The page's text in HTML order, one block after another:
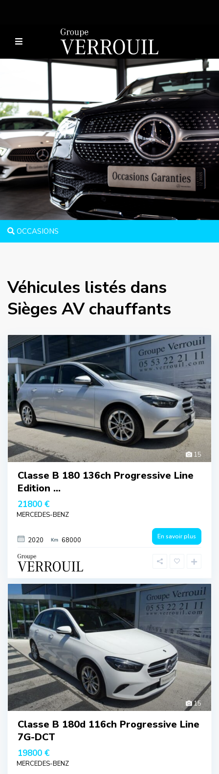
OCCASIONS
Véhicules listés dans
Sièges AV chauffants
15
Classe B 180 136ch Progressive Line
Edition ...
21800 €
MERCEDES-BENZ
2020 68000 En savoir plus
15
Classe B 180d 116ch Progressive Line
7G-DCT
19800 €
MERCEDES-BENZ